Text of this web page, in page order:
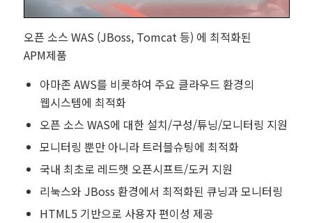
오픈 소스 WAS (JBoss, Tomcat 등) 에 최적화된
APM제품
아마존 AWS를 비롯하여 주요 클라우드 환경의
웹시스템에 최적화
오픈 소스 WAS에 대한 설치/구성/튜닝/모니터링 지원
모니터링 뿐만 아니라 트러블슈팅에 최적화
국내 최초로 레드햇 오픈시프트/도커 지원
리눅스와 JBoss 환경에서 최적화된 큐닝과 모니터링
HTML5 기반으로 사용자 편이성 제공